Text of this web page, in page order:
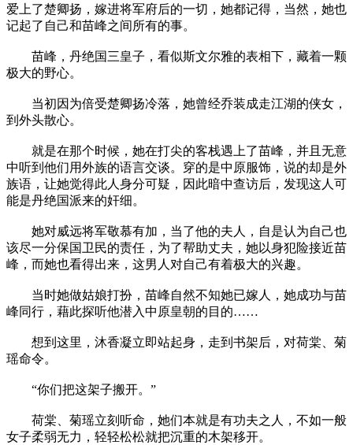
爱上了楚卿扬，嫁进将军府后的一切，她都记得，当然，她也
记起了自己和苗峰之间所有的事。
苗峰，丹绝国三皇子，看似斯文尔雅的表相下，藏着一颗
极大的野心。
当初因为倍受楚卿扬冷落，她曾经乔装成走江湖的侠女，
到外头散心。
就是在那个时候，她在打尖的客栈遇上了苗峰，并且无意
中听到他们用外族的语言交谈。穿的是中原服饰，说的却是外
族语，让她觉得此人身分可疑，因此暗中查访后，发现这人可
能是丹绝国派来的奸细。
她对威远将军敬慕有加，当了他的夫人，自是认为自己也
该尽一分保国卫民的责任，为了帮助丈夫，她以身犯险接近苗
峰，而她也看得出来，这男人对自己有着极大的兴趣。
当时她做姑娘打扮，苗峰自然不知她已嫁人，她成功与苗
峰同行，藉此探听他潜入中原皇朝的目的……
想到这里，沐香凝立即站起身，走到书架后，对荷棠、菊
瑶命令。
“你们把这架子搬开。”
荷棠、菊瑶立刻听命，她们本就是有功夫之人，不如一般
女子柔弱无力，轻轻松松就把沉重的木架移开。